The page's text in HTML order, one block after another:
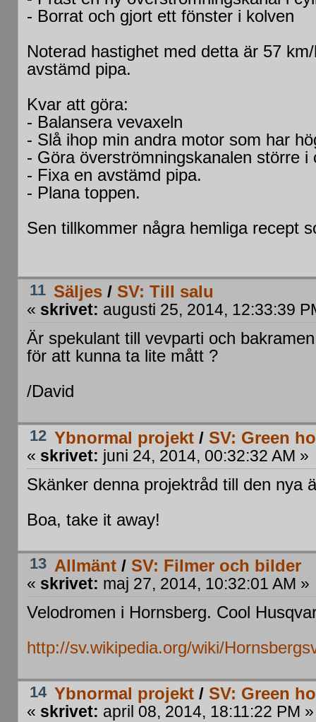
- Borrat och gjort ett fönster i kolven
Noterad hastighet med detta är 57
avstämd pipa.
Kvar att göra:
- Balansera vevaxeln
- Slå ihop min andra motor som har
- Göra överströmningskanalen större i
- Fixa en avstämd pipa.
- Plana toppen.
Sen tillkommer några hemliga recept
11 Säljes / SV: Till salu
« skrivet: augusti 25, 2014, 12:33:39
Är spekulant till vevparti och
för att kunna ta lite mått ?
/David
12 Ybnormal projekt /SV: Green
« skrivet: juni 24, 2014, 00:32:32 AM »
Skänker denna projektråd till den nya
Boa, take it away!
13 Allmänt / SV: Filmer och bilder
« skrivet: maj 27, 2014, 10:32:01 AM »
Velodromen i Hornsberg. Cool
http://sv.wikipedia.org/wiki/
14 Ybnormal projekt /SV: Green
« skrivet: april 08, 2014, 18:11:22 PM »